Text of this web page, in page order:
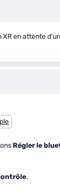
en attente
Régler le
.